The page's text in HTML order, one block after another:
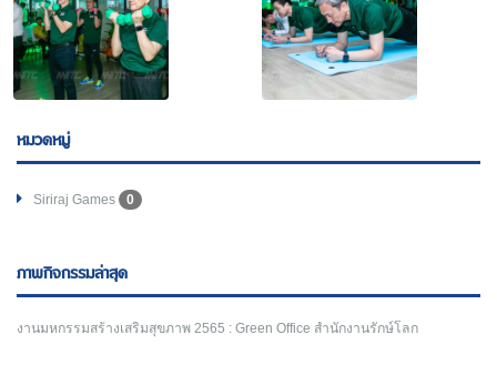
หมวดหมู่
Siriraj Games 0
ภาพกิจกรรมล่าสุด
งานมหกรรมสร้างเสริมสุขภาพ 2565 : Green Office สำนักงานรักษ์โลก